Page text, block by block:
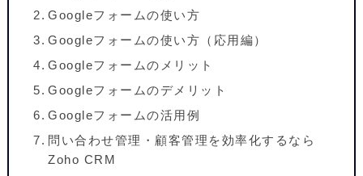
Googleフォームの使い方
Googleフォームの使い方（応用編）
Googleフォームのメリット
Googleフォームのデメリット
Googleフォームの活用例
問い合わせ管理・顧客管理を効率化するなら
Zoho CRM